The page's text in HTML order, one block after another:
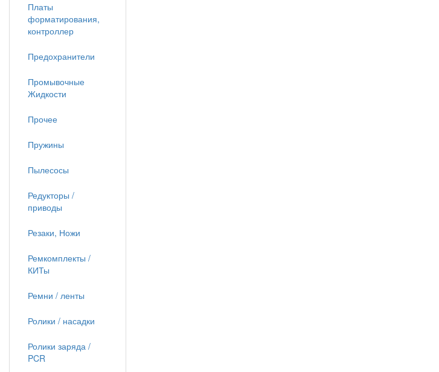
Платы
форматирования,
контроллер
Предохранители
Промывочные
Жидкости
Прочее
Пружины
Пылесосы
Редукторы /
приводы
Резаки, Ножи
Ремкомплекты /
КИТы
Ремни / ленты
Ролики / насадки
Ролики заряда /
PCR